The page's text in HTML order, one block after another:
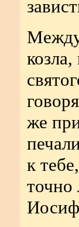
Между
же
к
точно